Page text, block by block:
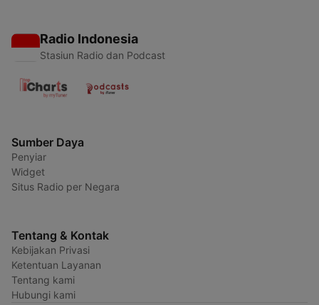
Radio Indonesia
Stasiun Radio dan Podcast
Sumber Daya
Penyiar
Widget
Situs Radio per Negara
Tentang & Kontak
Kebijakan Privasi
Ketentuan Layanan
Tentang kami
Hubungi kami